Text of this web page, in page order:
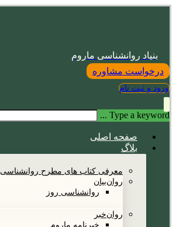
بنیاد روانشناسی ماروم
درخواست مشاوره
ورود و ثبت نام
Type a keyword ...
صفحه اصلی
بلاگ
معرفی کتاب های مطرح روانشناسی
روان‌بیان
روانشناسی روز
روان‌خبر
خبرنامه ماروم